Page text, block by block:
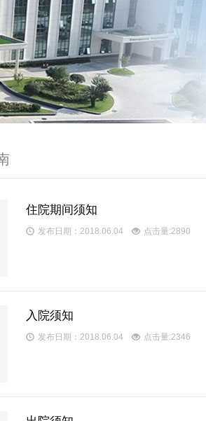
住院期间须知
发布日期：2018.06.04 点击量:2890
入院须知
发布日期：2018.06.04 点击量:2346